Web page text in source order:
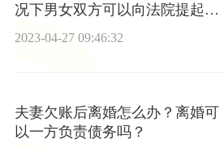
况下男女双方可以向法院提起诉
2023-04-27 09:46:32
夫妻欠账后离婚怎么办？离婚可
以一方负责债务吗？